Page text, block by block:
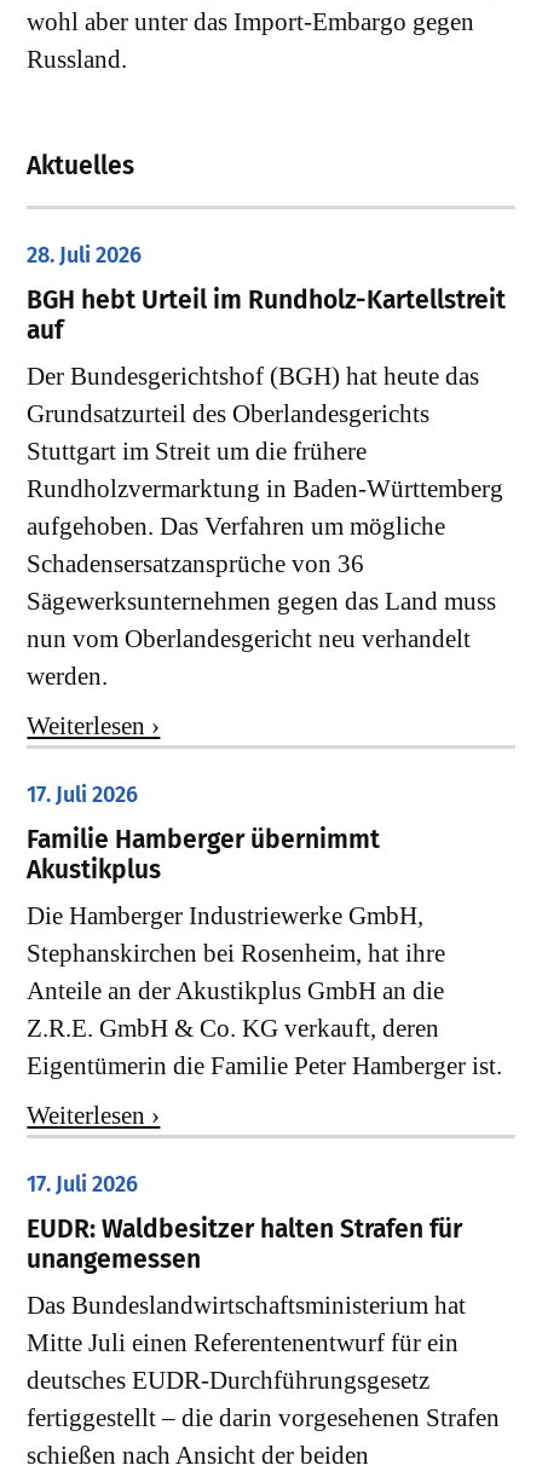
wohl aber unter das Import-Embargo gegen
Russland.
Aktuelles
28. Juli 2026
​BGH hebt Urteil im Rundholz-Kartellstreit
auf
Der Bundesgerichtshof (BGH) hat heute das
Grundsatzurteil des Oberlandesgerichts
Stuttgart im Streit um die frühere
Rundholzvermarktung in Baden-Württemberg
aufgehoben. Das Verfahren um mögliche
Schadensersatzansprüche von 36
Sägewerksunternehmen gegen das Land muss
nun vom Oberlandesgericht neu verhandelt
werden.
Weiterlesen ›
17. Juli 2026
Familie Hamberger übernimmt
Akustikplus
Die Hamberger Industriewerke GmbH,
Stephanskirchen bei Rosenheim, hat ihre
Anteile an der Akustikplus GmbH an die
Z.R.E. GmbH & Co. KG verkauft, deren
Eigentümerin die Familie Peter Hamberger ist.
Weiterlesen ›
17. Juli 2026
EUDR: Waldbesitzer halten Strafen für
unangemessen
Das Bundeslandwirtschaftsministerium hat
Mitte Juli einen Referentenentwurf für ein
deutsches EUDR-Durchführungsgesetz
fertiggestellt – die darin vorgesehenen Strafen
schießen nach Ansicht der beiden